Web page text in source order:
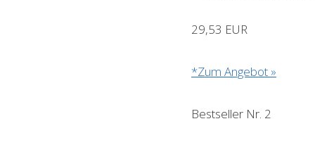
29,53 EUR
*Zum Angebot »
Bestseller Nr. 2